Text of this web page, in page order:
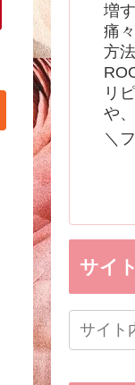
増す
痛
方
リ
や
＼
サイ